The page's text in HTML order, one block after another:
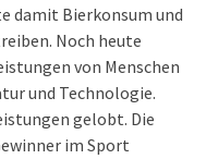
damit Bierkonsum und
Noch heute
von Menschen
und Technologie.
gelobt. Die
im Sport